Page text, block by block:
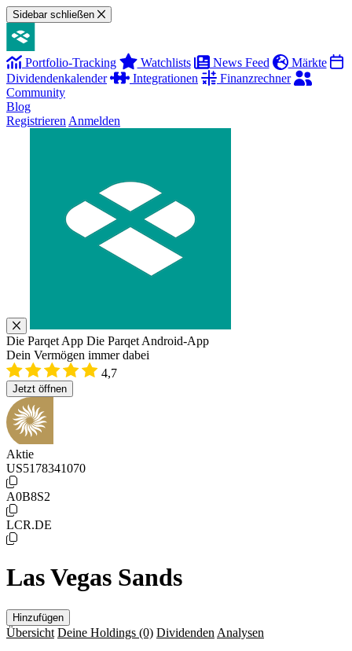
Sidebar schließen
Portfolio-Tracking Watchlists News Feed
Märkte
Dividendenkalender
Integrationen
Finanzrechner
Community
Blog
Registrieren Anmelden
Die Parqet App Die Parqet Android-App
Dein Vermögen immer dabei
4,7
Jetzt öffnen
Aktie
US5178341070
A0B8S2
LCR.DE
Las Vegas Sands
Hinzufügen
Übersicht Deine Holdings (0) Dividenden Analysen